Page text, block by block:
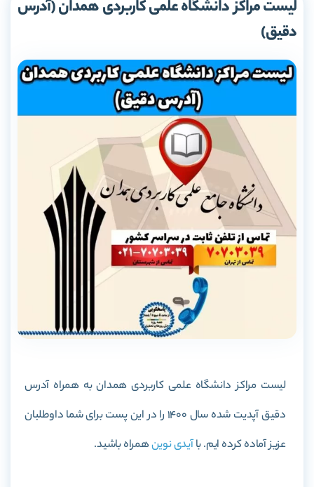
لیست مراکز دانشگاه علمی کاربردی همدان (آدرس
دقیق)
لیست مراکز دانشگاه علمی کاربردی همدان به همراه آدرس
دقیق آپدیت شده سال 1400 را در این پست برای شما داوطلبان
عزیز آماده کرده ایم. باآیدی نوینهمراه باشید.